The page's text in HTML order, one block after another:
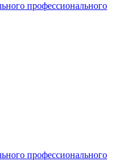
профессионального
профессионального